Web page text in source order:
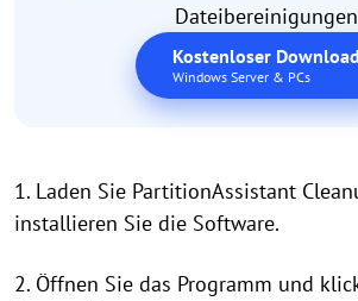
Dateibereinigungen
Kostenloser Download
Windows Server & PCs
1. Laden Sie PartitionAssistant
installieren Sie die Software.
2. Öffnen Sie das Programm und